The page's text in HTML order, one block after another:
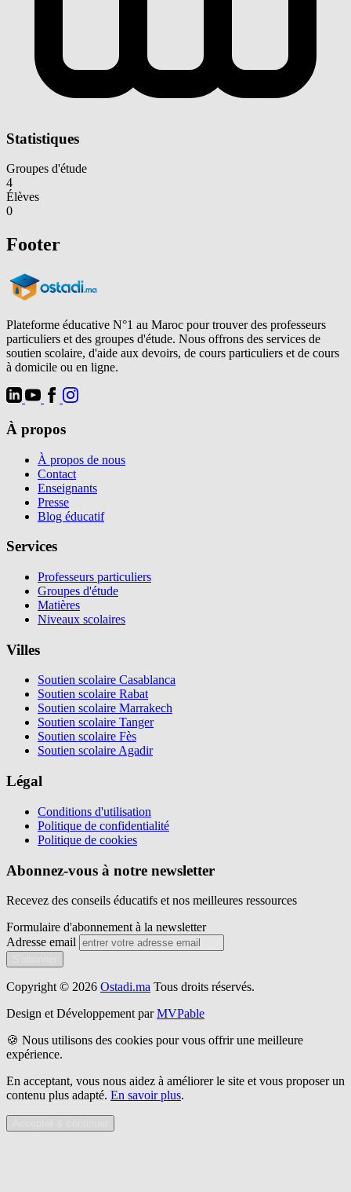
Statistiques
Groupes d'étude
4
Élèves
0
Footer
Plateforme éducative N°1 au Maroc pour trouver des professeurs
particuliers et des groupes d'étude. Nous offrons des services de
soutien scolaire, d'aide aux devoirs, de cours particuliers et de cours
à domicile ou en ligne.
À propos
À propos de nous
Contact
Enseignants
Presse
Blog éducatif
Services
Professeurs particuliers
Groupes d'étude
Matières
Niveaux scolaires
Villes
Soutien scolaire Casablanca
Soutien scolaire Rabat
Soutien scolaire Marrakech
Soutien scolaire Tanger
Soutien scolaire Fès
Soutien scolaire Agadir
Légal
Conditions d'utilisation
Politique de confidentialité
Politique de cookies
Abonnez-vous à notre newsletter
Recevez des conseils éducatifs et nos meilleures ressources
Formulaire d'abonnement à la newsletter
Adresse email
Copyright © 2026 Ostadi.ma Tous droits réservés.
Design et Développement par MVPable
🍪 Nous utilisons des cookies pour vous offrir une meilleure
expérience.
En acceptant, vous nous aidez à améliorer le site et vous proposer un
contenu plus adapté. En savoir plus.